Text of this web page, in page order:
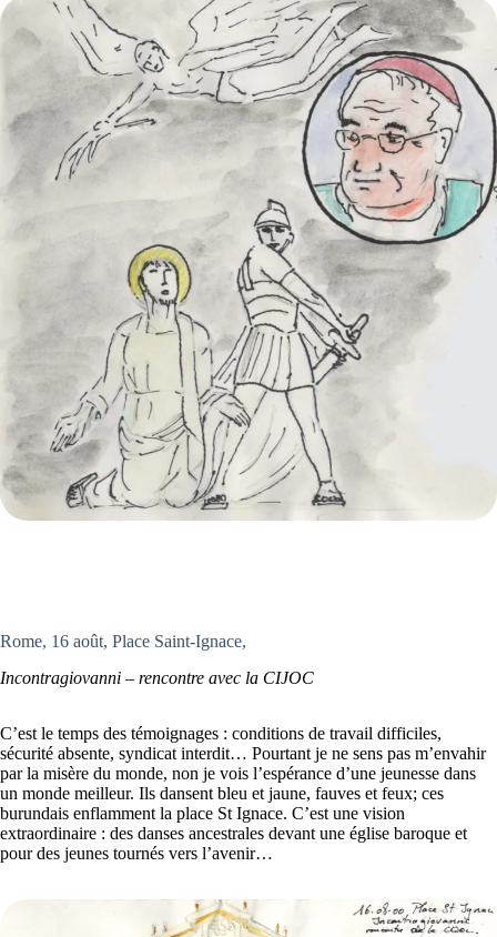
Rome, 16 août, Place Saint-Ignace,
Incontragiovanni – rencontre avec la CIJOC
C’est le temps des témoignages : conditions de travail difficiles,
sécurité absente, syndicat interdit… Pourtant je ne sens pas m’envahir
par la misère du monde, non je vois l’espérance d’une jeunesse dans
un monde meilleur. Ils dansent bleu et jaune, fauves et feux; ces
burundais enflamment la place St Ignace. C’est une vision
extraordinaire : des danses ancestrales devant une église baroque et
pour des jeunes tournés vers l’avenir…